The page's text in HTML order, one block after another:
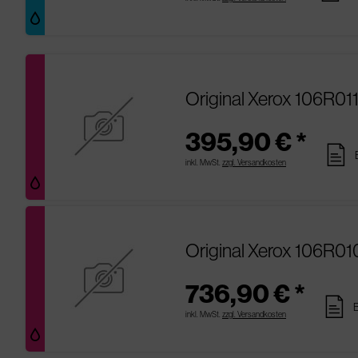
Original Xerox
395,90 € *
inkl. MwSt. zzgl. Versandkosten pages
Original Xerox
736,90 € *
inkl. MwSt. zzgl. Versandkosten pages